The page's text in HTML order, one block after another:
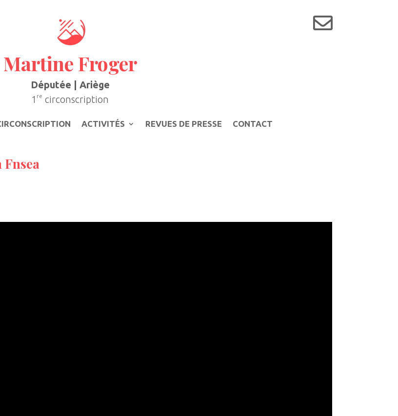
Martine Froger
Députée | Ariège
1 re circonscription

ACTIVITÉS REVUES DE PRESSE CONTACT
Fnsea